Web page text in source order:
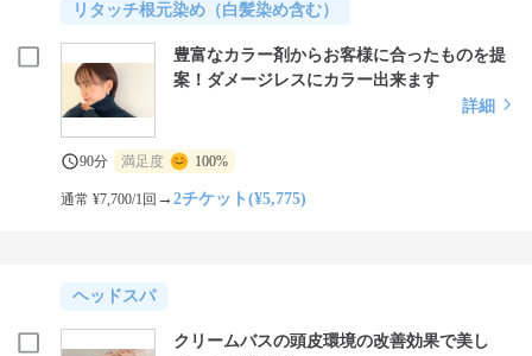
リタッチ根元染め（白髪染め含む）
豊富なカラー剤からお客様に合ったものを提
案！ダメージレスにカラー出来ます
詳細
90分 満足度 100%
通常 ¥7,700/1回 →2チケット(¥5,775)
ヘッドスパ
クリームバスの頭皮環境の改善効果で美し